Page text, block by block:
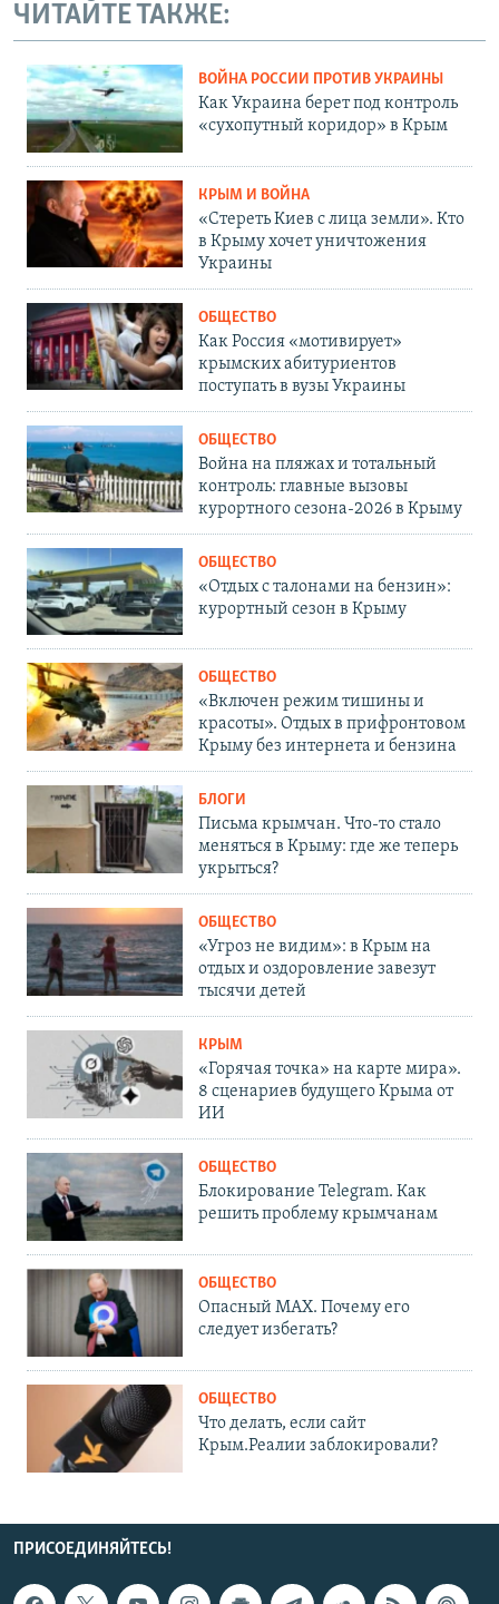
ЧИТАЙТЕ ТАКЖЕ:
ВОЙНА РОССИИ ПРОТИВ УКРАИНЫ
Как Украина берет под контроль
«сухопутный коридор» в Крым
КРЫМ И ВОЙНА
«Стереть Киев с лица земли». Кто
в Крыму хочет уничтожения
Украины
ОБЩЕСТВО
Как Россия «мотивирует»
крымских абитуриентов
поступать в вузы Украины
ОБЩЕСТВО
Война на пляжах и тотальный
контроль: главные вызовы
курортного сезона-2026 в Крыму
ОБЩЕСТВО
«Отдых с талонами на бензин»:
курортный сезон в Крыму
ОБЩЕСТВО
«Включен режим тишины и
красоты». Отдых в прифронтовом
Крыму без интернета и бензина
БЛОГИ
Письма крымчан. Что-то стало
меняться в Крыму: где же теперь
укрыться?
ОБЩЕСТВО
«Угроз не видим»: в Крым на
отдых и оздоровление завезут
тысячи детей
КРЫМ
«Горячая точка» на карте мира».
8 сценариев будущего Крыма от
ИИ
ОБЩЕСТВО
Блокирование Telegram. Как
решить проблему крымчанам
ОБЩЕСТВО
Опасный MAX. Почему его
следует избегать?
ОБЩЕСТВО
Что делать, если сайт
Крым.Реалии заблокировали?
ПРИСОЕДИНЯЙТЕСЬ!